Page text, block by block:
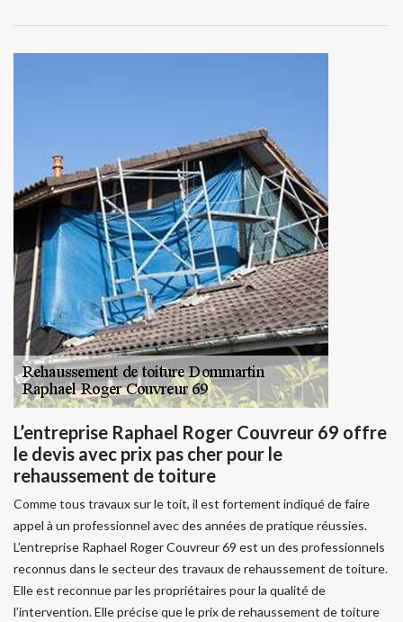
L’entreprise Raphael Roger Couvreur 69 offre
le devis avec prix pas cher pour le
rehaussement de toiture
Comme tous travaux sur le toit, il est fortement indiqué de faire
appel à un professionnel avec des années de pratique réussies.
L’entreprise Raphael Roger Couvreur 69 est un des professionnels
reconnus dans le secteur des travaux de rehaussement de toiture.
Elle est reconnue par les propriétaires pour la qualité de
l’intervention. Elle précise que le prix de rehaussement de toiture